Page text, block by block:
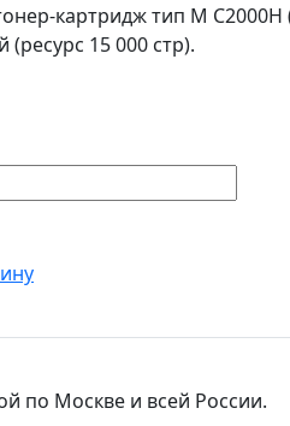
картридж тип M C2000H
(ресурс 15 000 стр).
по Москве и всей России.